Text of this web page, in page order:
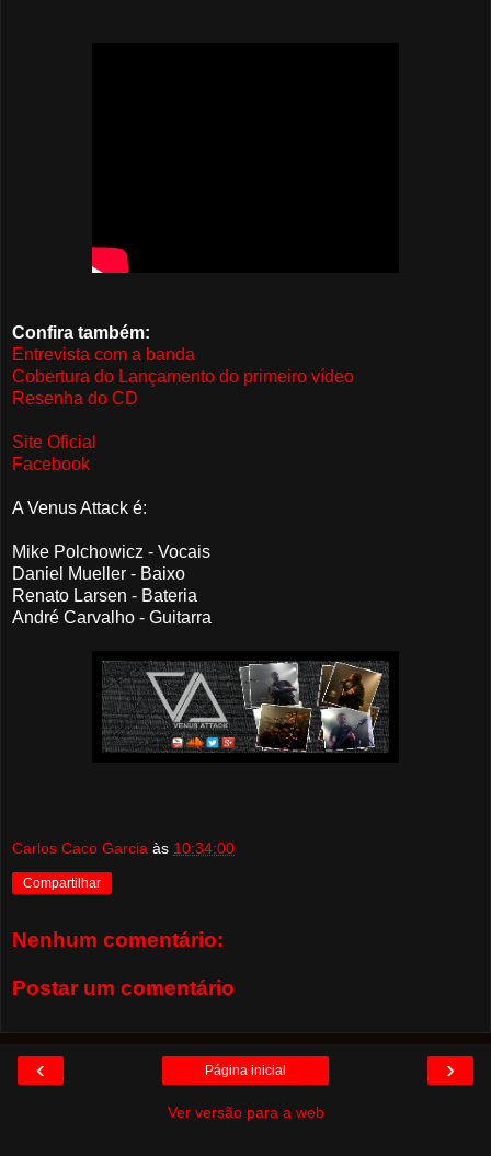
Confira também:
Entrevista com a banda
Cobertura do Lançamento do primeiro vídeo
Resenha do CD
Site Oficial
Facebook
A Venus Attack é:
Mike Polchowicz - Vocais
Daniel Mueller - Baixo
Renato Larsen - Bateria
André Carvalho - Guitarra
Carlos Caco Garcia às 10:34:00
Compartilhar
Nenhum comentário:
Postar um comentário
‹ ›
Página inicial
Ver versão para a web